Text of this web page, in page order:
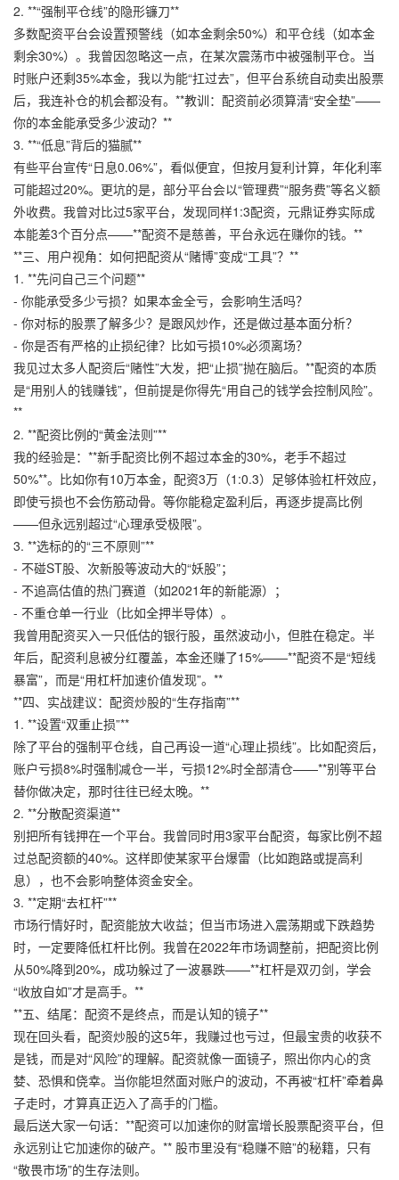
2. **“强制平仓线”的隐形镰刀**
多数配资平台会设置预警线（如本金剩余50%）和平仓线（如本金
剩余30%）。我曾因忽略这一点，在某次震荡市中被强制平仓。当
时账户还剩35%本金，我以为能“扛过去”，但平台系统自动卖出股票
后，我连补仓的机会都没有。**教训：配资前必须算清“安全垫”——
你的本金能承受多少波动？**
3. **“低息”背后的猫腻**
有些平台宣传“日息0.06%”，看似便宜，但按月复利计算，年化利率
可能超过20%。更坑的是，部分平台会以“管理费”“服务费”等名义额
外收费。我曾对比过5家平台，发现同样1:3配资， 元鼎证券实际成
本能差3个百分点——**配资不是慈善，平台永远在赚你的钱。**
**三、用户视角：如何把配资从“赌博”变成“工具”？**
1. **先问自己三个问题**
- 你能承受多少亏损？如果本金全亏，会影响生活吗？
- 你对标的股票了解多少？是跟风炒作，还是做过基本面分析？
- 你是否有严格的止损纪律？比如亏损10%必须离场？
我见过太多人配资后“赌性”大发，把“止损”抛在脑后。**配资的本质
是“用别人的钱赚钱”，但前提是你得先“用自己的钱学会控制风险”。
**
2. **配资比例的“黄金法则”**
我的经验是：**新手配资比例不超过本金的30%，老手不超过
50%**。比如你有10万本金，配资3万（1:0.3）足够体验杠杆效应，
即使亏损也不会伤筋动骨。等你能稳定盈利后，再逐步提高比例
——但永远别超过“心理承受极限”。
3. **选标的的“三不原则”**
- 不碰ST股、次新股等波动大的“妖股”；
- 不追高估值的热门赛道（如2021年的新能源）；
- 不重仓单一行业（比如全押半导体）。
我曾用配资买入一只低估的银行股，虽然波动小，但胜在稳定。半
年后，配资利息被分红覆盖，本金还赚了15%——**配资不是“短线
暴富”，而是“用杠杆加速价值发现”。**
**四、实战建议：配资炒股的“生存指南”**
1. **设置“双重止损”**
除了平台的强制平仓线，自己再设一道“心理止损线”。比如配资后，
账户亏损8%时强制减仓一半，亏损12%时全部清仓——**别等平台
替你做决定，那时往往已经太晚。**
2. **分散配资渠道**
别把所有钱押在一个平台。我曾同时用3家平台配资，每家比例不超
过总配资额的40%。这样即使某家平台爆雷（比如跑路或提高利
息），也不会影响整体资金安全。
3. **定期“去杠杆”**
市场行情好时，配资能放大收益；但当市场进入震荡期或下跌趋势
时，一定要降低杠杆比例。我曾在2022年市场调整前，把配资比例
从50%降到20%，成功躲过了一波暴跌——**杠杆是双刃剑，学会
“收放自如”才是高手。**
**五、结尾：配资不是终点，而是认知的镜子**
现在回头看，配资炒股的这5年，我赚过也亏过，但最宝贵的收获不
是钱，而是对“风险”的理解。配资就像一面镜子，照出你内心的贪
婪、恐惧和侥幸。当你能坦然面对账户的波动，不再被“杠杆”牵着鼻
子走时，才算真正迈入了高手的门槛。
最后送大家一句话：**配资可以加速你的财富增长股票配资平台，但
永远别让它加速你的破产。** 股市里没有“稳赚不赔”的秘籍，只有
“敬畏市场”的生存法则。